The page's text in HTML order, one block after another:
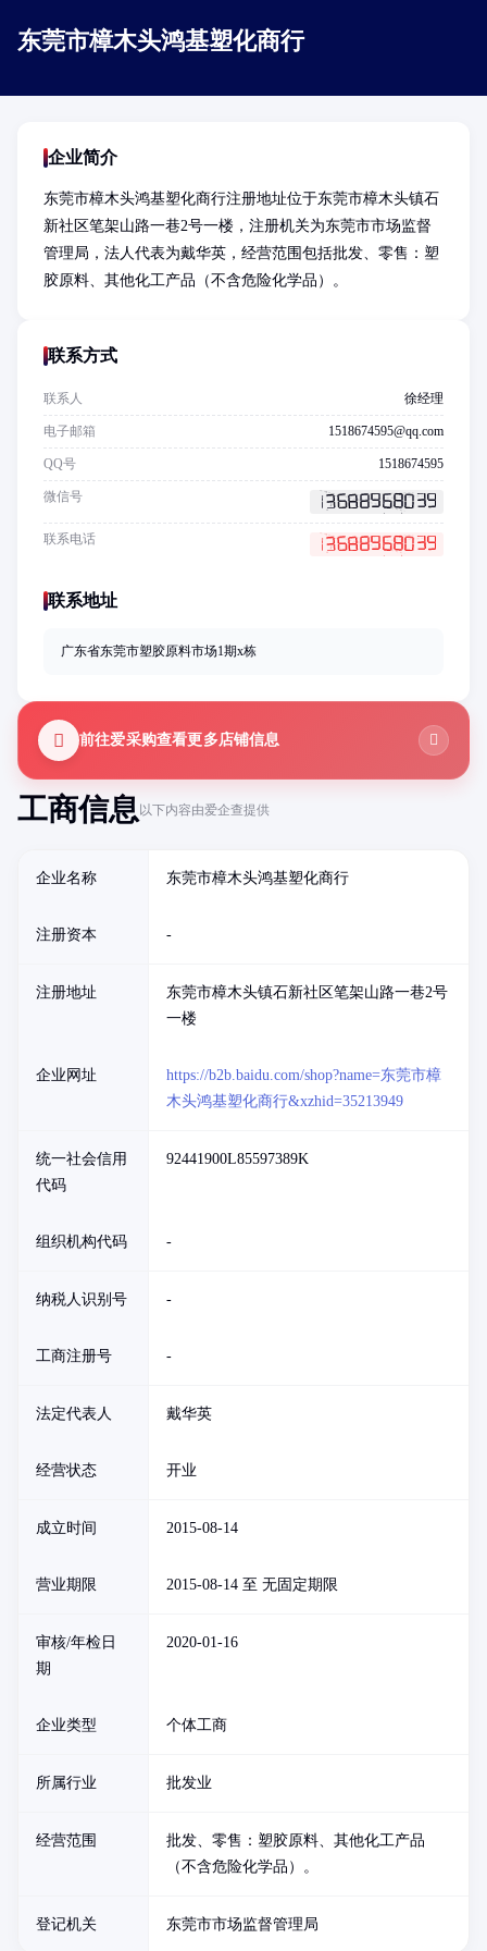
东莞市樟木头鸿基塑化商行
工商信息以下内容由爱企查提供
企业名称 东莞市樟木头鸿基塑化商行
注册资本 -
注册地址
东莞市樟木头镇石新社区笔架山路一巷2号
一楼
企业网址
https://b2b.baidu.com/shop?name=东莞市樟
木头鸿基塑化商行&xzhid=35213949
统一社会信用
代码
92441900L85597389K
组织机构代码 -
纳税人识别号 -
工商注册号 -
法定代表人 戴华英
经营状态 开业
成立时间 2015-08-14
营业期限 2015-08-14 至 无固定期限
审核/年检日
期
2020-01-16
企业类型 个体工商
所属行业 批发业
经营范围
批发、零售：塑胶原料、其他化工产品
（不含危险化学品）。
登记机关 东莞市市场监督管理局
企业简介
东莞市樟木头鸿基塑化商行注册地址位于东莞市樟木头镇石
新社区笔架山路一巷2号一楼，注册机关为东莞市市场监督
管理局，法人代表为戴华英，经营范围包括批发、零售：塑
胶原料、其他化工产品（不含危险化学品）。
联系方式
联系人 徐经理
电子邮箱 1518674595@qq.com
QQ号 1518674595
微信号
联系电话
联系地址
广东省东莞市塑胶原料市场1期x栋
前往爱采购查看更多店铺信息